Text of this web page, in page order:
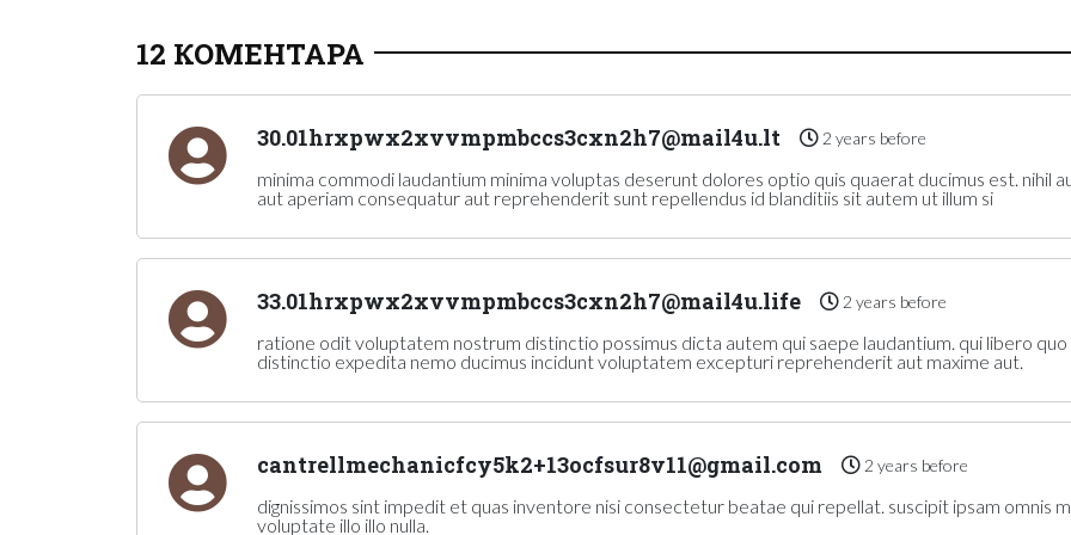
12 КОМЕНТАРА
30.01hrxpwx2xvvmpmbccs3cxn2h7@mail4u.lt 2 years before
minima commodi laudantium minima voluptas deserunt dolores optio quis quaerat ducimus est. nihil
aut aperiam consequatur aut reprehenderit sunt repellendus id blanditiis sit autem ut illum si
33.01hrxpwx2xvvmpmbccs3cxn2h7@mail4u.life 2 years before
ratione odit voluptatem nostrum distinctio possimus dicta autem qui saepe laudantium. qui libero quo
distinctio expedita nemo ducimus incidunt voluptatem excepturi reprehenderit aut maxime aut.
cantrellmechanicfcy5k2+13ocfsur8v11@gmail.com 2 years before
dignissimos sint impedit et quas inventore nisi consectetur beatae qui repellat. suscipit ipsam omnis
voluptate illo illo nulla.